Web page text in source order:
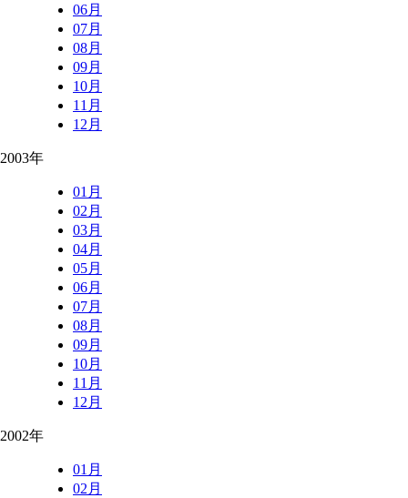
06月
07月
08月
09月
10月
11月
12月
2003年
01月
02月
03月
04月
05月
06月
07月
08月
09月
10月
11月
12月
2002年
01月
02月